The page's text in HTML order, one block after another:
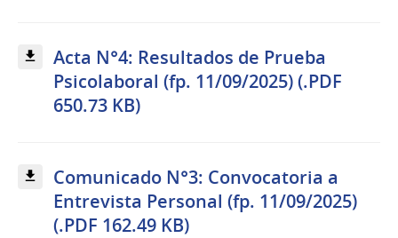
Acta N°4: Resultados de Prueba
Psicolaboral (fp. 11/09/2025) (.PDF
650.73 KB)
Comunicado N°3: Convocatoria a
Entrevista Personal (fp. 11/09/2025)
(.PDF 162.49 KB)